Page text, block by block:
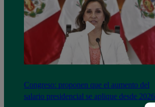
Congreso: proponen que el aumento del
salario presidencial se aplique desde 2026